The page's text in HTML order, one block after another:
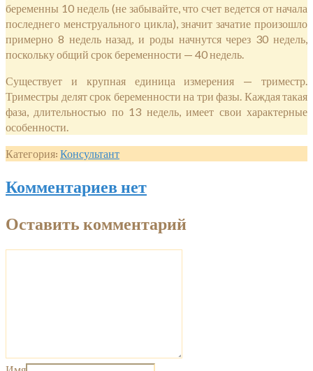
беременны 10 недель (не забывайте, что счет ведется от начала
последнего менструального цикла), значит зачатие произошло
примерно 8 недель назад, и роды начнутся через 30 недель,
поскольку общий срок беременности — 40 недель.
Существует и крупная единица измерения — триместр.
Триместры делят срок беременности на три фазы. Каждая такая
фаза, длительностью по 13 недель, имеет свои характерные
особенности.
Категория: Консультант
Комментариев нет
Оставить комментарий